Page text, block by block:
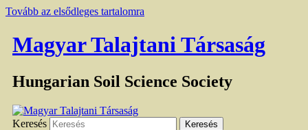
Tovább az elsődleges tartalomra
Magyar Talajtani Társaság
Hungarian Soil Science Society
Keresés